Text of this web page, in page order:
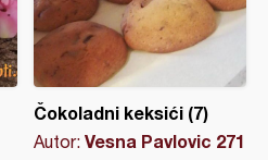
Čokoladni keksići (7)
Autor: Vesna Pavlovic 271